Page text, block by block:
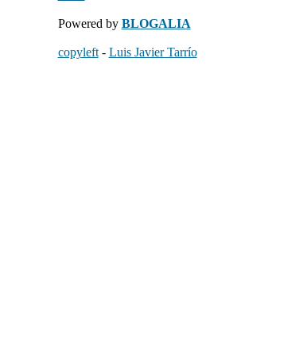
Powered by BLOGALIA
copyleft- Luis Javier Tarrío